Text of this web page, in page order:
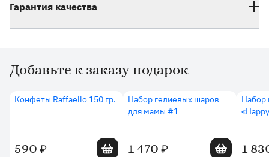
Гарантия качества
Дополнительные товары
Добавьте к заказу подарок
Конфеты Raffaello 150 гр.
590 ₽ Добавить в корзину
Набор гелиевых шаров
для мамы #1
1 470 ₽ Добавить в
Набор
1